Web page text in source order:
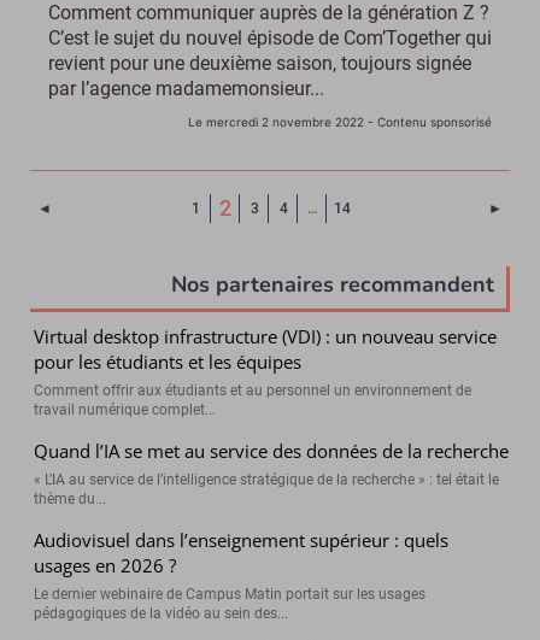
Comment communiquer auprès de la génération Z ?
C’est le sujet du nouvel épisode de Com’Together qui
revient pour une deuxième saison, toujours signée
par l’agence madamemonsieur...
Le mercredi 2 novembre 2022 - Contenu sponsorisé
◄ 1 2(Page courante)
3 4 … 14 ►
Nos partenaires recommandent
Virtual desktop infrastructure (VDI) : un nouveau service
pour les étudiants et les équipes
Comment offrir aux étudiants et au personnel un environnement de
travail numérique complet...
Quand l’IA se met au service des données de la recherche
« L’IA au service de l’intelligence stratégique de la recherche » : tel était le
thème du...
Audiovisuel dans l’enseignement supérieur : quels
usages en 2026 ?
Le dernier webinaire de Campus Matin portait sur les usages
pédagogiques de la vidéo au sein des...